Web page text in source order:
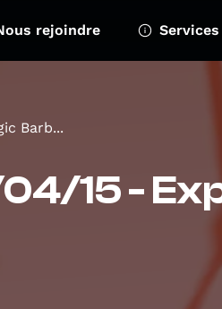
rejoindre Services
Barb...
15 -